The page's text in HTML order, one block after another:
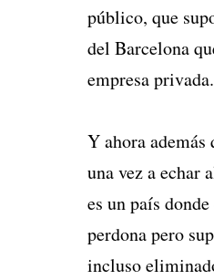
público, que
del Barcelona
empresa privada.
Y ahora
una vez a echar
es un país
perdona pero
incluso